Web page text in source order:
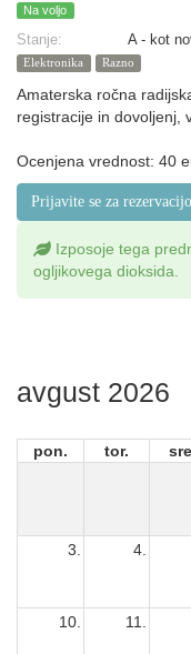
Na voljo
Stanje: A - kot
Elektronika Razno
Amaterska ročna
registracije in dovoljenj,
Ocenjena vrednost: 40
Prijavite se za
Izposoje tega
ogljikovega dioksida.
avgust 2026
pon. tor.
3. 4.
10. 11.